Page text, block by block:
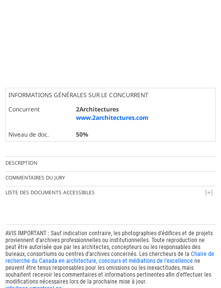
INFORMATIONS GÉNÉRALES SUR LE CONCURRENT
Concurrent
2Architectures
www.2architectures.com
Niveau de doc.
50%
DESCRIPTION
COMMENTAIRES DU JURY
LISTE DES DOCUMENTS ACCESSIBLES
AVIS IMPORTANT : Sauf indication contraire, les photographies d'édifices et de projets
proviennent d'archives professionnelles ou institutionnelles. Toute reproduction ne
peut être autorisée que par les architectes, concepteurs ou les responsables des
bureaux, consortiums ou centres d'archives concernés. Les chercheurs de laChaire de
recherche du Canada en architecture, concours et médiations de l'excellence ne
peuvent être tenus responsables pour les omissions ou les inexactitudes, mais
souhaitent recevoir les commentaires et informations pertinentes afin d'effectuer les
modifications nécessaires lors de la prochaine mise à jour.